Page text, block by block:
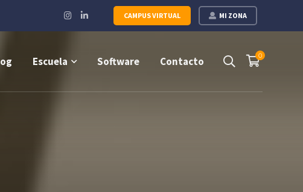
MI ZONA
CAMPUS VIRTUAL
Instagram
Profile
LinkedIn
Profile
0
Escuela Software Contacto